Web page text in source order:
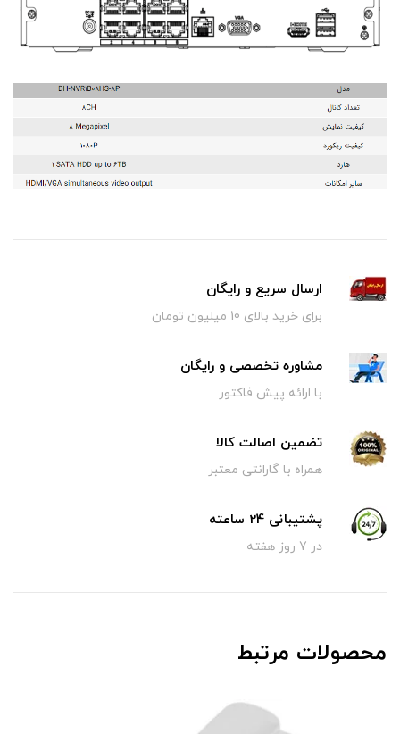
ارسال سریع و رایگان
برای خرید بالای 10 میلیون تومان
مشاوره تخصصی و رایگان
با ارائه پیش فاکتور
تضمین اصالت کالا
همراه با گارانتی معتبر
پشتیبانی 24 ساعته
در 7 روز هفته
محصولات مرتبط